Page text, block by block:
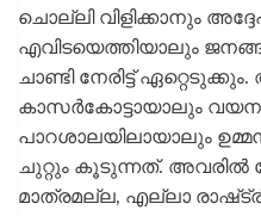
ചൊല്ലി വിളിക്കാനും
എവിടയെത്തിയാലും
ചാണ്ടി നേരിട്ട്
കാസര്‍കോട്ടായാലും
പാറശാലയിലായാലും
ചുറ്റും കൂടുന്നത്.
മാത്രമല്ല, എല്ലാ